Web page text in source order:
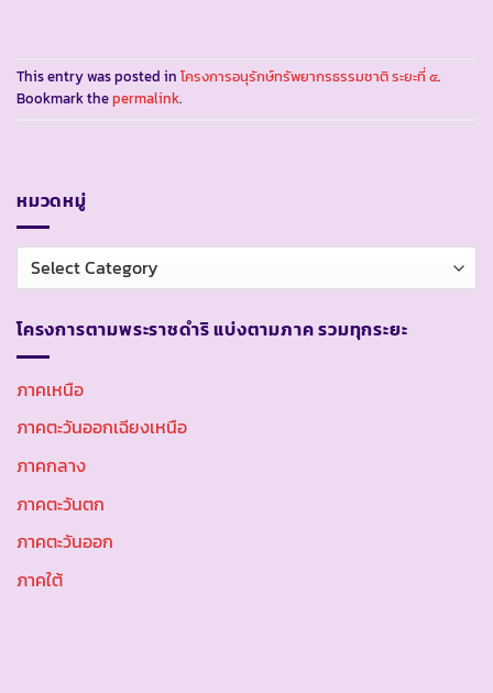
This entry was posted in โครงการอนุรักษ์ทรัพยากรธรรมชาติ ระยะที่ ๕.
Bookmark thepermalink.
หมวดหมู่
หมวด
หมู่
โครงการตามพระราชดำริ แบ่งตามภาค รวมทุกระยะ
ภาคเหนือ
ภาคตะวันออกเฉียงเหนือ
ภาคกลาง
ภาคตะวันตก
ภาคตะวันออก
ภาคใต้